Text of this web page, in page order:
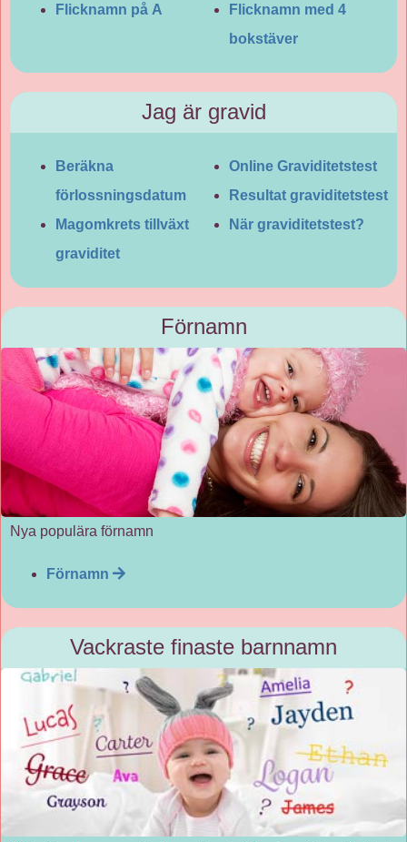
Flicknamn på A
Flicknamn med 4
bokstäver
Jag är gravid
Beräkna
förlossningsdatum
Magomkrets tillväxt
graviditet
Online Graviditetstest
Resultat graviditetstest
När graviditetstest?
Förnamn
Nya populära förnamn
Förnamn
Vackraste finaste barnnamn